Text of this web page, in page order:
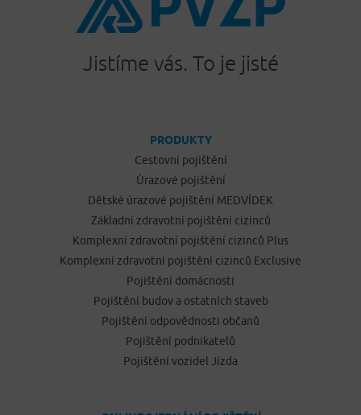
Jistíme vás. To je jisté
PRODUKTY
Cestovní pojištění
Úrazové pojištění
Dětské úrazové pojištění MEDVÍDEK
Základní zdravotní pojištění cizinců
Komplexní zdravotní pojištění cizinců Plus
Komplexní zdravotní pojištění cizinců Exclusive
Pojištění domácnosti
Pojištění budov a ostatních staveb
Pojištění odpovědnosti občanů
Pojištění podnikatelů
Pojištění vozidel Jízda